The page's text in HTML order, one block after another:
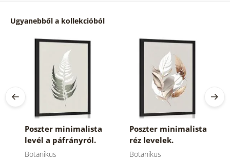
Ugyanebből a kollekcióból
Poszter minimalista
levél a páfrányról.
Botanikus
Poszter minimalista
réz levelek.
Botanikus